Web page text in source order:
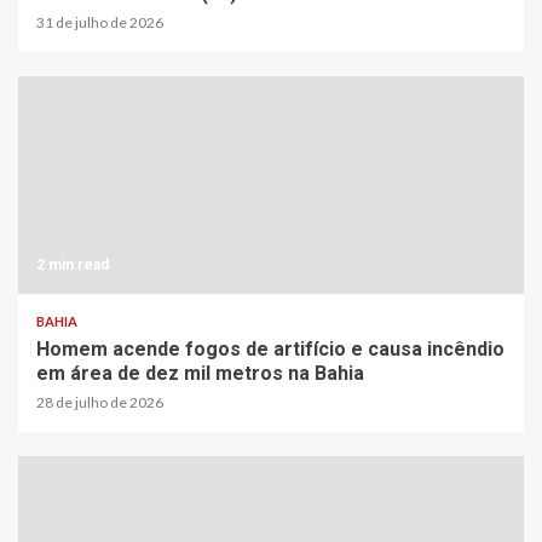
31 de julho de 2026
2 min read
BAHIA
Homem acende fogos de artifício e causa incêndio
em área de dez mil metros na Bahia
28 de julho de 2026